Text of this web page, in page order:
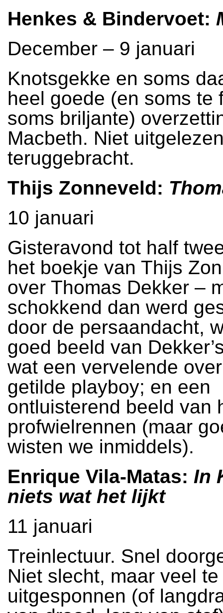
Henkes & Bindervoet:
December – 9 januari
Knotsgekke en soms
heel goede (en soms te
soms briljante)
Macbeth. Niet
teruggebracht.
Thijs Zonneveld:
10 januari
Gisteravond tot half
het boekje van Thijs
over Thomas Dekker –
schokkend dan werd
door de persaandacht,
goed beeld van
wat een vervelende
getilde playboy; en een
ontluisterend beeld van
profwielrennen (maar
wisten we inmiddels).
Enrique Vila-Matas: In
niets wat het lijkt
11 januari
Treinlectuur. Snel
Niet slecht, maar veel te
uitgesponnen (of